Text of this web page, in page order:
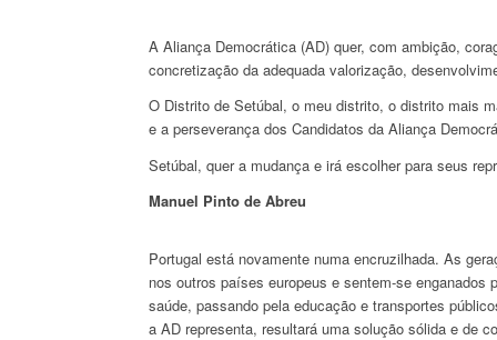
A Aliança Democrática (AD) quer, com ambição,
concretização da adequada valorização,
O Distrito de Setúbal, o meu distrito, o distrito mais
e a perseverança dos Candidatos da Aliança
Setúbal, quer a mudança e irá escolher para seus
Manuel Pinto de Abreu
Portugal está novamente numa encruzilhada. As
nos outros países europeus e sentem-se
saúde, passando pela educação e transportes
a AD representa, resultará uma solução sólida e de